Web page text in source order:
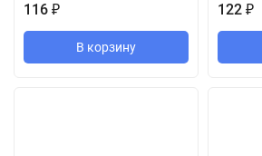
116 ₽
В корзину
122 ₽